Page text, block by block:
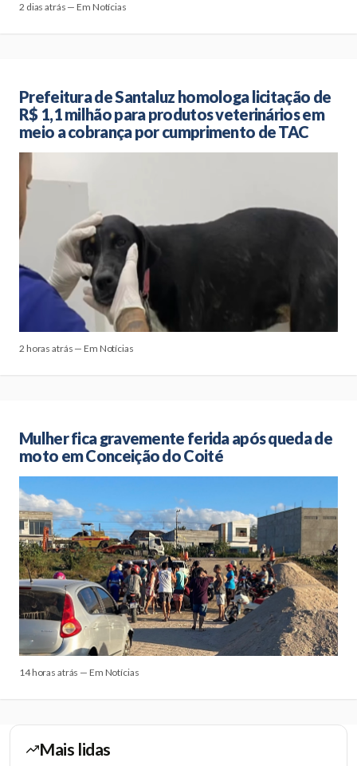
2 dias atrás — Em Notícias
Prefeitura de Santaluz homologa licitação de
R$ 1,1 milhão para produtos veterinários em
meio a cobrança por cumprimento de TAC
2 horas atrás — Em Notícias
Mulher fica gravemente ferida após queda de
moto em Conceição do Coité
14 horas atrás — Em Notícias
Mais lidas